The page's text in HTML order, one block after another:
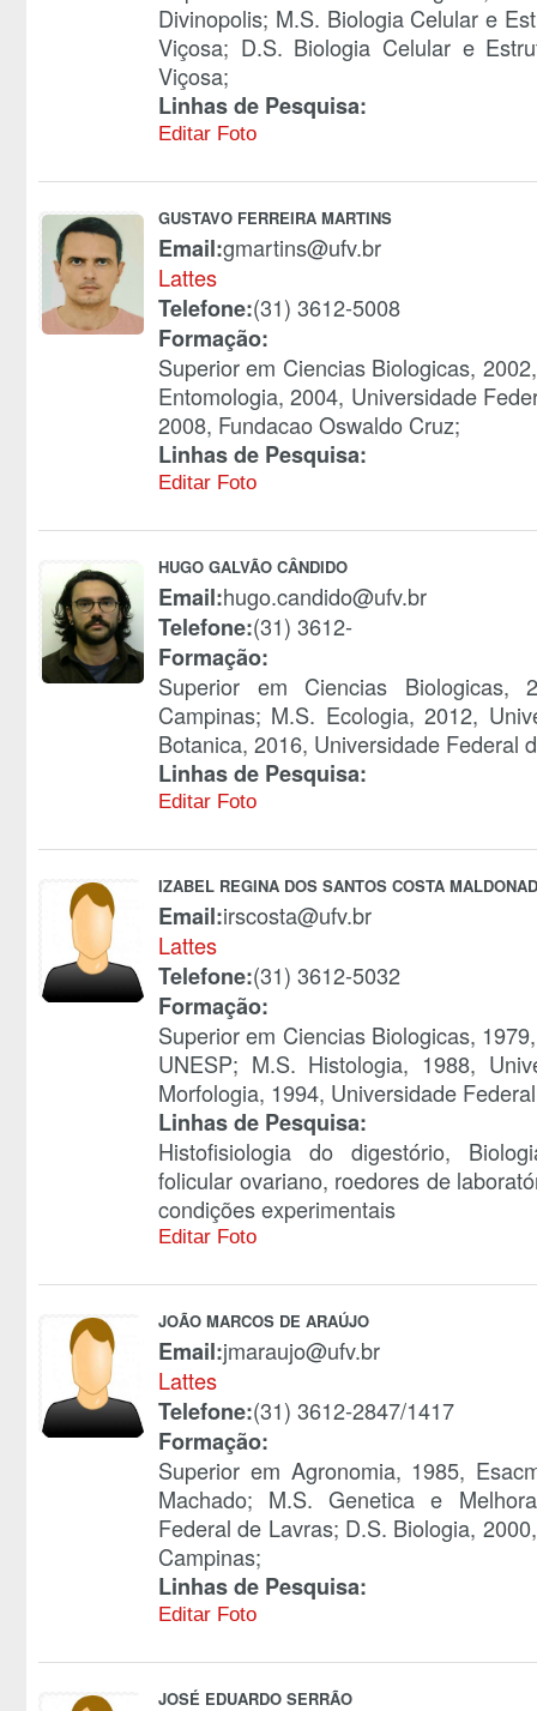
Divinopolis; M.S. Biologia Celular e
Viçosa; D.S. Biologia Celular e
Viçosa;
Linhas de Pesquisa:
Editar Foto
GUSTAVO FERREIRA MARTINS
Email:gmartins@ufv.br
Lattes
Telefone:(31) 3612-5008
Formação:
Superior em Ciencias Biologicas,
Entomologia, 2004, Universidade
2008, Fundacao Oswaldo Cruz;
Linhas de Pesquisa:
Editar Foto
HUGO GALVÃO CÂNDIDO
Email:hugo.candido@ufv.br
Telefone:(31) 3612-
Formação:
Superior em Ciencias Biologicas,
Campinas; M.S. Ecologia, 2012,
Botanica, 2016, Universidade Federal
Linhas de Pesquisa:
Editar Foto
IZABEL REGINA DOS SANTOS COSTA
Email:irscosta@ufv.br
Lattes
Telefone:(31) 3612-5032
Formação:
Superior em Ciencias Biologicas,
UNESP; M.S. Histologia, 1988,
Morfologia, 1994, Universidade
Linhas de Pesquisa:
Histofisiologia do digestório,
folicular ovariano, roedores de
condições experimentais
Editar Foto
JOÃO MARCOS DE ARAÚJO
Email:jmaraujo@ufv.br
Lattes
Telefone:(31) 3612-2847/1417
Formação:
Superior em Agronomia, 1985,
Machado; M.S. Genetica e
Federal de Lavras; D.S. Biologia,
Campinas;
Linhas de Pesquisa:
Editar Foto
JOSÉ EDUARDO SERRÃO